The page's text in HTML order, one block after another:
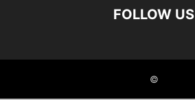
FOLLOW US
©